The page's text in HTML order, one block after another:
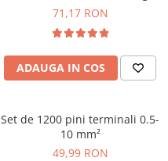
electrica, TAXNELE TXM012
71,17 RON
ADAUGA IN COS
Set de 1200 pini terminali 0.5-
10 mm²
49,99 RON